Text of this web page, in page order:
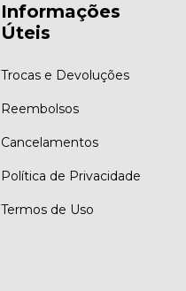
Informações
Úteis
Trocas e Devoluções
Reembolsos
Cancelamentos
Política de Privacidade
Termos de Uso